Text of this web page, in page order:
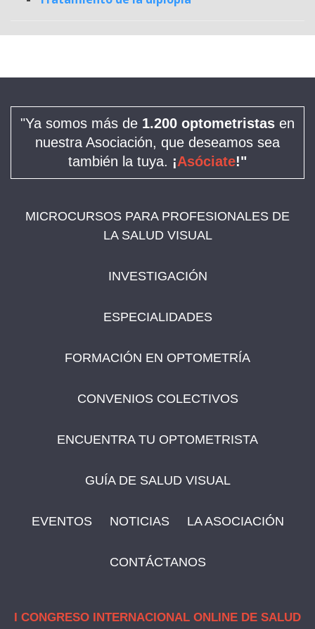
"Ya somos más de 1.200 optometristas en
nuestra Asociación, que deseamos sea
también la tuya. ¡Asóciate!"
MICROCURSOS PARA PROFESIONALES DE
LA SALUD VISUAL
INVESTIGACIÓN
ESPECIALIDADES
FORMACIÓN EN OPTOMETRÍA
CONVENIOS COLECTIVOS
ENCUENTRA TU OPTOMETRISTA
GUÍA DE SALUD VISUAL
EVENTOS NOTICIAS LA ASOCIACIÓN
CONTÁCTANOS
I CONGRESO INTERNACIONAL ONLINE DE SALUD